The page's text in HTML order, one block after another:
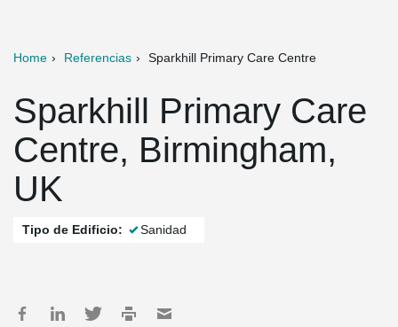
Home Referencias Sparkhill Primary Care Centre
Sparkhill Primary Care
Centre, Birmingham,
UK
Tipo de Edificio: Sanidad